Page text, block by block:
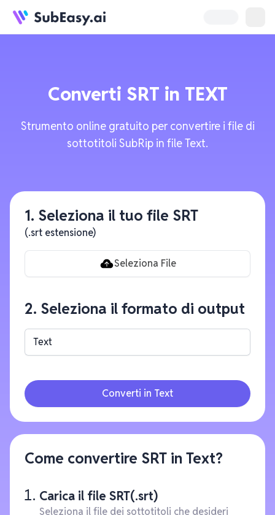
Converti SRT in TEXT
Strumento online gratuito per convertire i file di
sottotitoli SubRip in file Text.
1. Seleziona il tuo file SRT
(.srt estensione)
Seleziona File
2. Seleziona il formato di output
Text
Converti in Text
Come convertire SRT in Text?
Carica il file SRT(.srt)
Seleziona il file dei sottotitoli che desideri